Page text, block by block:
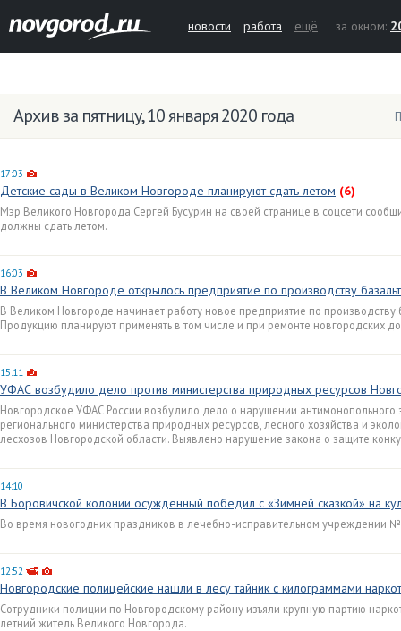
новости работа ещё за окном:
Архив за пятницу, 10 января 2020 года
17:03
Детские сады в Великом Новгороде планируют сдать летом (6)
Мэр Великого Новгорода Сергей Бусурин на своей странице в соцсети
должны сдать летом.
16:03
В Великом Новгороде открылось предприятие по производству
В Великом Новгороде начинает работу новое предприятие по
Продукцию планируют применять в том числе и при ремонте новгородских
15:11
УФАС возбудило дело против министерства природных ресурсов
Новгородское УФАС России возбудило дело о нарушении антимонопольного
регионального министерства природных ресурсов, лесного хозяйства и
лесхозов Новгородской области. Выявлено нарушение закона о защите
14:10
В Боровичской колонии осуждённый победил с «Зимней сказкой» на
Во время новогодних праздников в лечебно-исправительном учреждении
12:52
Новгородские полицейские нашли в лесу тайник с килограммами
Сотрудники полиции по Новгородскому району изъяли крупную партию
летний житель Великого Новгорода.